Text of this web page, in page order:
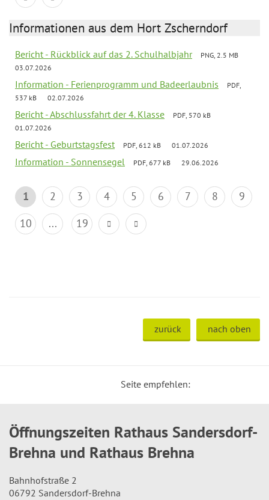
Informationen aus dem Hort Zscherndorf
Bericht - Rückblick auf das 2. Schulhalbjahr
PNG, 2.5 MB
03.07.2026
Information - Ferienprogramm und Badeerlaubnis
PDF,
537 kB
02.07.2026
Bericht - Abschlussfahrt der 4. Klasse
PDF, 570 kB
01.07.2026
Bericht - Geburtstagsfest PDF, 612 kB 01.07.2026
Information - Sonnensegel PDF, 677 kB 29.06.2026
1 2 3 4 5 6 7 8
9
10
... 19
zurück nach oben
Seite empfehlen:
Öffnungszeiten Rathaus Sandersdorf-
Brehna und Rathaus Brehna
Bahnhofstraße 2
06792 Sandersdorf-Brehna